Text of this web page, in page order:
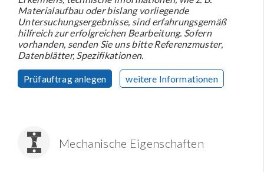
Materialaufbau oder bislang vorliegende
Untersuchungsergebnisse, sind erfahrungsgemäß
hilfreich zur erfolgreichen Bearbeitung. Sofern
vorhanden, senden Sie uns bitte Referenzmuster,
Datenblätter, Spezifikationen.
Prüfauftrag anlegen weitere Informationen
Mechanische Eigenschaften